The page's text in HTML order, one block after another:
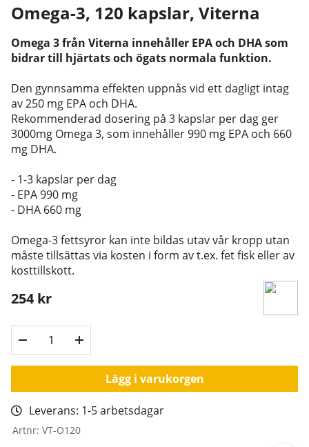
Omega-3, 120 kapslar, Viterna
Omega 3 från Viterna innehåller EPA och DHA som
bidrar till hjärtats och ögats normala funktion.
Den gynnsamma effekten uppnås vid ett dagligt intag
av 250 mg EPA och DHA.
Rekommenderad dosering på 3 kapslar per dag ger
3000mg Omega 3, som innehåller 990 mg EPA och 660
mg DHA.
- 1-3 kapslar per dag
- EPA 990 mg
- DHA 660 mg
Omega-3 fettsyror kan inte bildas utav vår kropp utan
måste tillsättas via kosten i form av t.ex. fet fisk eller av
kosttillskott.
254kr
Lägg i varukorgen
Leverans: 1-5 arbetsdagar
Artnr: VT-O120